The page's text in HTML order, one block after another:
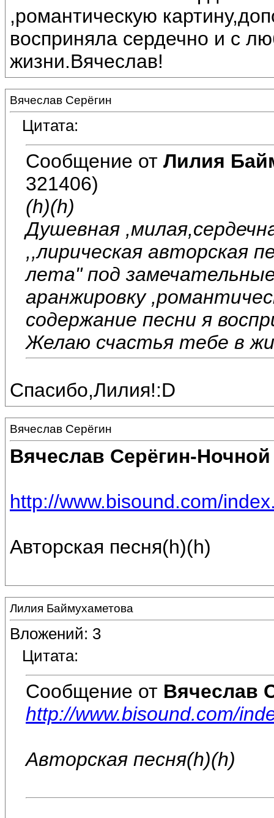
,романтическую
восприняла сердечно и с
жизни.Вячеслав!
Вячеслав Серёгин
Цитата:
Сообщение от Лилия
321406)
(h)(h)
Душевная
,,лирическая авторская
лета" под
аранжировку
содержание песни я
Желаю счастья тебе в
Спасибо,Лилия!:D
Вячеслав Серёгин
Вячеслав Серёгин-
http://www.bisound.com/
Авторская песня(h)(h)
Лилия Баймухаметова
Вложений: 3
Цитата:
Сообщение от Вячеслав
http://www.bisound.com/
Авторская песня(h)(h)